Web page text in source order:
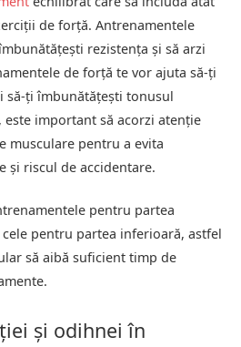
de forță. Antrenamentele
rezistența și să arzi
de forță te vor ajuta să-ți
să-ți îmbunătățești tonusul
este important să acorzi atenție
musculare pentru a evita
și riscul de accidentare.
pentru partea
pentru partea inferioară, astfel
să aibă suficient timp de
și odihnei în